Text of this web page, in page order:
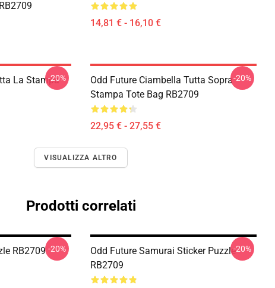
14,81 € - 16,10 €
La Stampa
-20%
Odd Future Ciambella Tutta Sopra
Stampa Tote Bag RB2709
22,95 € - 27,55 €
-20%
VISUALIZZA ALTRO
Prodotti correlati
RB2709 -20%
Odd Future Samurai Sticker Puzzle
RB2709
-20%